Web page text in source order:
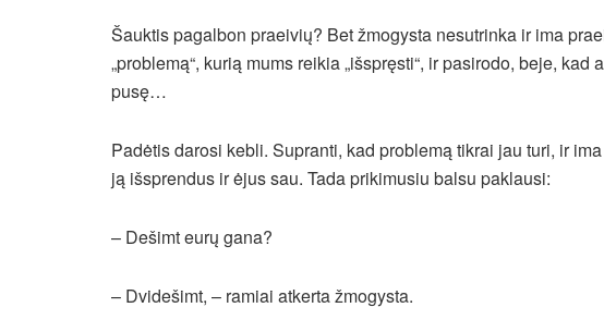
Šauktis pagalbon praeivių? Bet žmogysta nesutrinka ir ima
„problemą“, kurią mums reikia „išspręsti“, ir pasirodo, beje,
pusę…
Padėtis darosi kebli. Supranti, kad problemą tikrai jau turi, ir
ją išsprendus ir ėjus sau. Tada prikimusiu balsu paklausi:
– Dešimt eurų gana?
– Dvidešimt, – ramiai atkerta žmogysta.